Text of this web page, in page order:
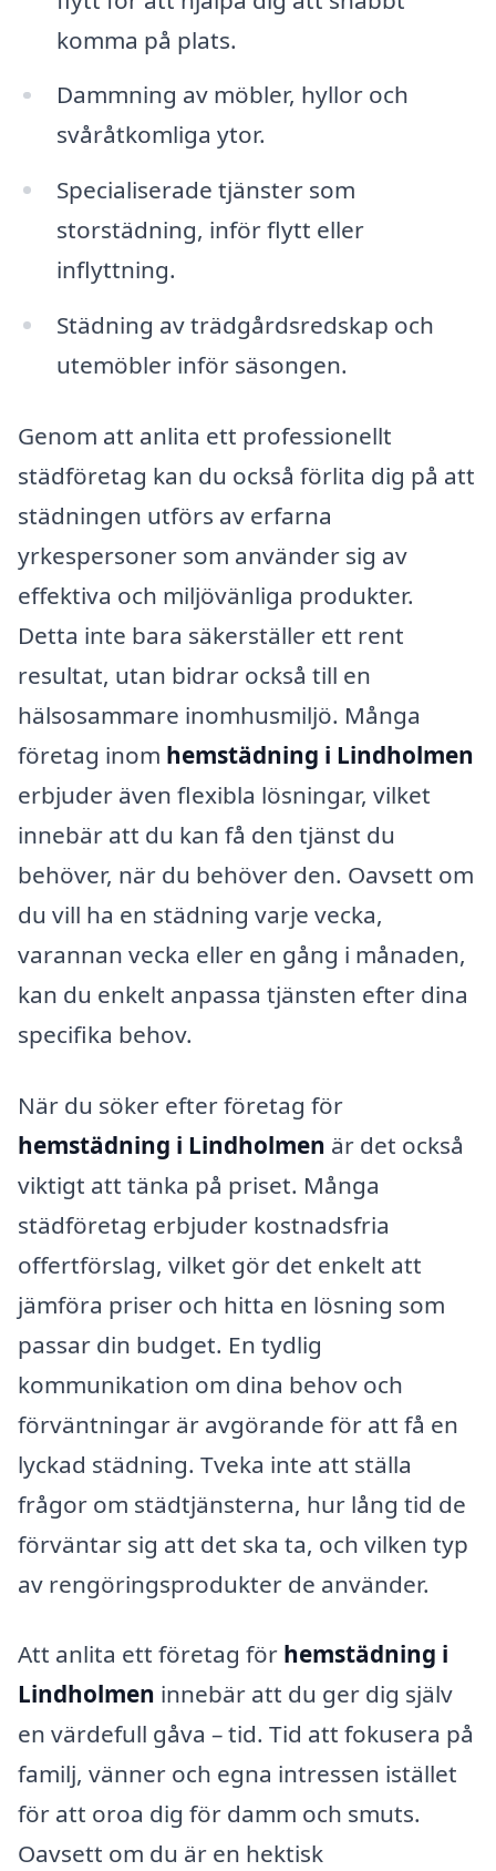
komma på plats.
Dammning av möbler, hyllor och
svåråtkomliga ytor.
Specialiserade tjänster som
storstädning, inför flytt eller
inflyttning.
Städning av trädgårdsredskap och
utemöbler inför säsongen.
Genom att anlita ett professionellt
städföretag kan du också förlita dig på att
städningen utförs av erfarna
yrkespersoner som använder sig av
effektiva och miljövänliga produkter.
Detta inte bara säkerställer ett rent
resultat, utan bidrar också till en
hälsosammare inomhusmiljö. Många
företag inom hemstädning i Lindholmen
erbjuder även flexibla lösningar, vilket
innebär att du kan få den tjänst du
behöver, när du behöver den. Oavsett om
du vill ha en städning varje vecka,
varannan vecka eller en gång i månaden,
kan du enkelt anpassa tjänsten efter dina
specifika behov.
När du söker efter företag för
hemstädning i Lindholmen är det också
viktigt att tänka på priset. Många
städföretag erbjuder kostnadsfria
offertförslag, vilket gör det enkelt att
jämföra priser och hitta en lösning som
passar din budget. En tydlig
kommunikation om dina behov och
förväntningar är avgörande för att få en
lyckad städning. Tveka inte att ställa
frågor om städtjänsterna, hur lång tid de
förväntar sig att det ska ta, och vilken typ
av rengöringsprodukter de använder.
Att anlita ett företag för hemstädning i
Lindholmen innebär att du ger dig själv
en värdefull gåva – tid. Tid att fokusera på
familj, vänner och egna intressen istället
för att oroa dig för damm och smuts.
Oavsett om du är en hektisk